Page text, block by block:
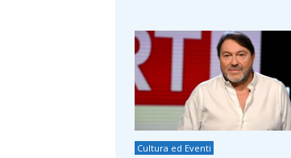
Cultura ed Eventi